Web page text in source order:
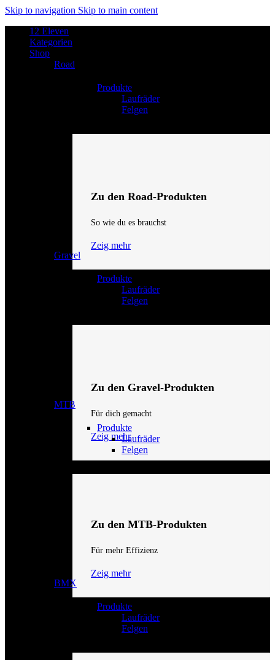
Skip to navigation Skip to main content
12 Eleven
Kategorien
Shop
Road
Produkte
Laufräder
Felgen
Zu den Road-Produkten
So wie du es brauchst
Zeig mehr
Gravel
Produkte
Laufräder
Felgen
Zu den Gravel-Produkten
Für dich gemacht
Zeig mehr
MTB
Produkte
Laufräder
Felgen
Zu den MTB-Produkten
Für mehr Effizienz
Zeig mehr
BMX
Produkte
Laufräder
Felgen